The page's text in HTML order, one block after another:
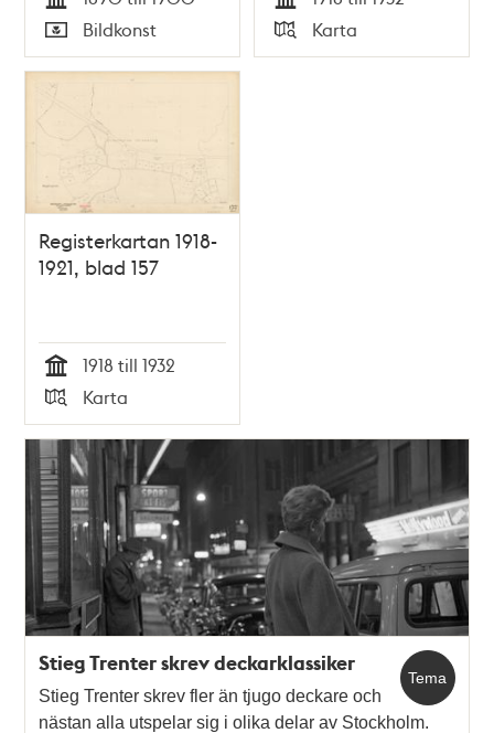
Tid
Typ
Bildkonst Tid
Typ
Karta
Registerkartan 1918-
1921, blad 157
Tid
1918 till 1932
Typ
Karta
Tema
Stieg Trenter skrev deckarklassiker
Stieg Trenter skrev fler än tjugo deckare och
nästan alla utspelar sig i olika delar av Stockholm.